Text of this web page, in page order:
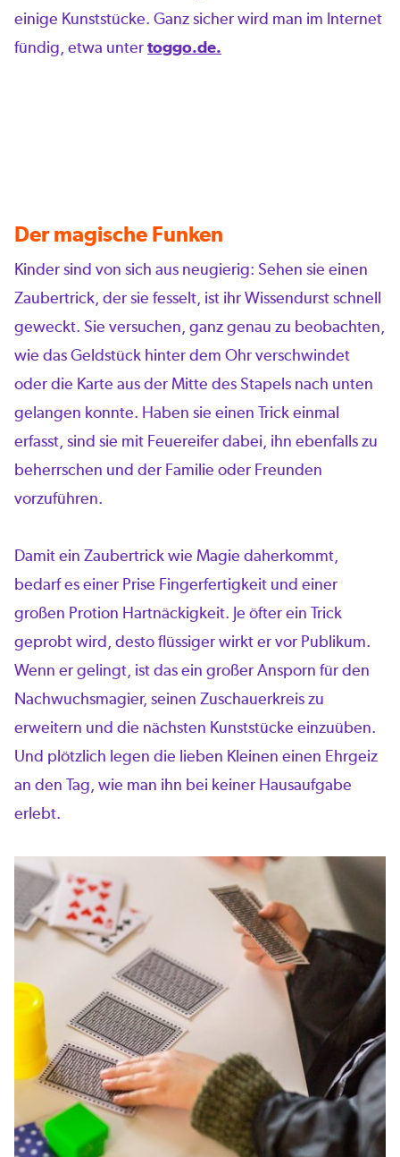
einige Kunststücke. Ganz sicher wird man im Internet
fündig, etwa untertoggo.de.
Der magische Funken
Kinder sind von sich aus neugierig: Sehen sie einen
Zaubertrick, der sie fesselt, ist ihr Wissendurst schnell
geweckt. Sie versuchen, ganz genau zu beobachten,
wie das Geldstück hinter dem Ohr verschwindet
oder die Karte aus der Mitte des Stapels nach unten
gelangen konnte. Haben sie einen Trick einmal
erfasst, sind sie mit Feuereifer dabei, ihn ebenfalls zu
beherrschen und der Familie oder Freunden
vorzuführen.
Damit ein Zaubertrick wie Magie daherkommt,
bedarf es einer Prise Fingerfertigkeit und einer
großen Protion Hartnäckigkeit. Je öfter ein Trick
geprobt wird, desto flüssiger wirkt er vor Publikum.
Wenn er gelingt, ist das ein großer Ansporn für den
Nachwuchsmagier, seinen Zuschauerkreis zu
erweitern und die nächsten Kunststücke einzuüben.
Und plötzlich legen die lieben Kleinen einen Ehrgeiz
an den Tag, wie man ihn bei keiner Hausaufgabe
erlebt.